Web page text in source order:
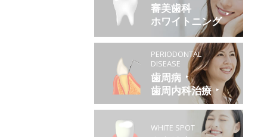
審美歯科
ホワイトニング
PERIODONTAL
DISEASE
歯周病
歯周内科治療
WHITE SPOT